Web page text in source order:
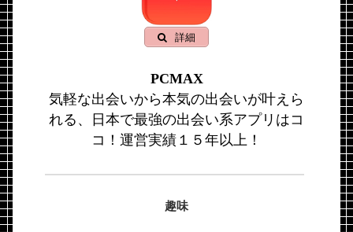
詳細
PCMAX
気軽な出会いから本気の出会いが叶えら
れる、日本で最強の出会い系アプリはコ
コ！運営実績１５年以上！
趣味